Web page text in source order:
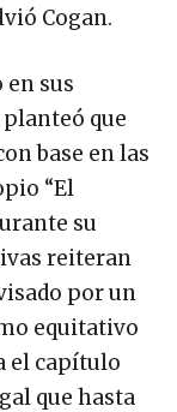
Cogan.
sus
que
base en las
“El
su
reiteran
por un
equitativo
el capítulo
que hasta